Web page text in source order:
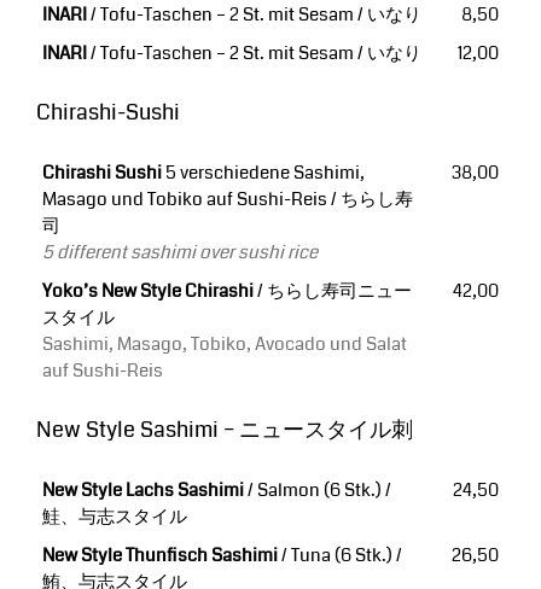
INARI/ Tofu-Taschen – 2 St. mit Sesam / いなり
8,50
INARI/ Tofu-Taschen – 2 St. mit Sesam / いなり 12,00
Chirashi-Sushi
Chirashi Sushi5 verschiedene Sashimi,
Masago und Tobiko auf Sushi-Reis / ちらし寿
司
5 different sashimi over sushi rice
38,00
Yoko’s New Style Chirashi/ ちらし寿司ニュー
スタイル
Sashimi, Masago, Tobiko, Avocado und Salat
auf Sushi-Reis
42,00
New Style Sashimi – ニュースタイル刺
New Style Lachs Sashimi/ Salmon (6 Stk.) /
鮭、与志スタイル
24,50
New Style Thunfisch Sashimi/ Tuna (6 Stk.) /
鮪、与志スタイル
26,50